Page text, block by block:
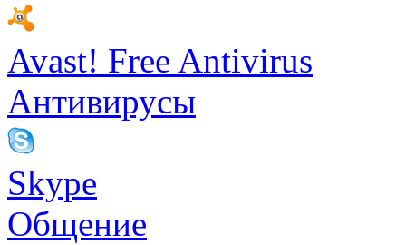
Avast! Free Antivirus
Антивирусы
Skype
Общение